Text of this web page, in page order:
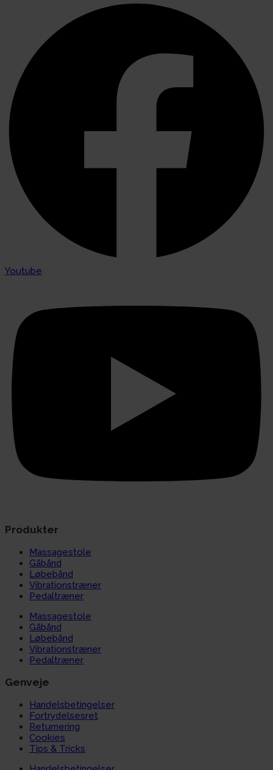
Youtube
Produkter
Massagestole
Gåbånd
Løbebånd
Vibrationstræner
Pedaltræner
Massagestole
Gåbånd
Løbebånd
Vibrationstræner
Pedaltræner
Genveje
Handelsbetingelser
Fortrydelsesret
Returnering
Cookies
Tips & Tricks